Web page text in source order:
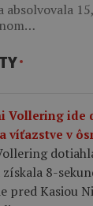
absolvovala
Vollering ide
víťazstve v
8-
pred Kasiou